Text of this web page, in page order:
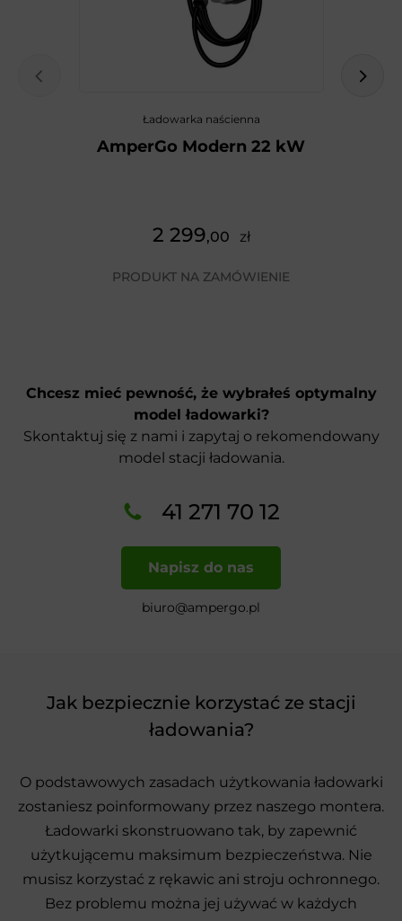
Ładowarka naścienna
AmperGo Modern 22 kW
2 299,00 zł
PRODUKT NA ZAMÓWIENIE
Chcesz mieć pewność, że wybrałeś optymalny
model ładowarki?
Skontaktuj się z nami i zapytaj o rekomendowany
model stacji ładowania.
41 271 70 12
Napisz do nas
biuro@ampergo.pl
Jak bezpiecznie korzystać ze stacji
ładowania?
O podstawowych zasadach użytkowania ładowarki
zostaniesz poinformowany przez naszego montera.
Ładowarki skonstruowano tak, by zapewnić
użytkującemu maksimum bezpieczeństwa. Nie
musisz korzystać z rękawic ani stroju ochronnego.
Bez problemu można jej używać w każdych